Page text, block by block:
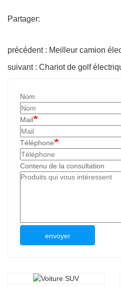
Partager:
précédent : Meilleur camion
suivant : Chariot de golf
Nom
Mail
Téléphone
Contenu de la consultation
envoyer